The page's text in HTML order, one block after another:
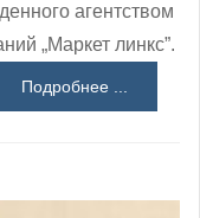
агентством
„Маркет линкс”.
Подробнее ...